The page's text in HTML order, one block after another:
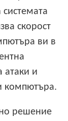
скорост
ви в
атаки и
компютъра.
решение